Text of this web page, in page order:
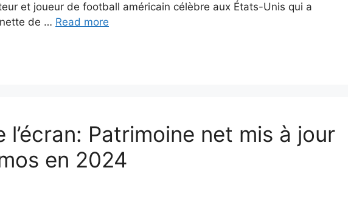
et joueur de football américain célèbre aux États-Unis qui a
de … Read more
l’écran: Patrimoine net mis à jour
en 2024